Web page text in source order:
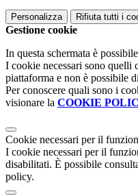
Personalizza Rifiuta tutti i
Gestione cookie
In questa schermata è
I cookie necessari sono quelli
piattaforma e non è possibile
Per conoscere quali sono i
visionare la COOKIE
Cookie necessari per il
I cookie necessari per il
disabilitati. È possibile
policy.